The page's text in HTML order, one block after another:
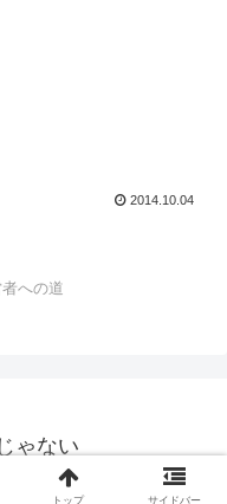
2014.10.04
への道
ゃない
じゃない.
トップ サイドバー